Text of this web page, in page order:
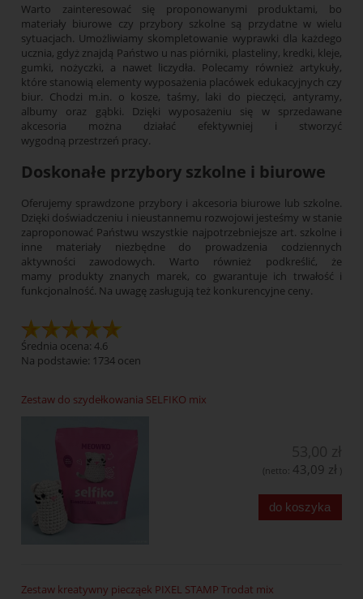
Warto zainteresować się proponowanymi produktami, bo
materiały biurowe czy przybory szkolne są przydatne w wielu
sytuacjach. Umożliwiamy skompletowanie wyprawki dla każdego
ucznia, gdyż znajdą Państwo u nas piórniki, plasteliny, kredki, kleje,
gumki, nożyczki, a nawet liczydła. Polecamy również artykuły,
które stanowią elementy wyposażenia placówek edukacyjnych czy
biur. Chodzi m.in. o kosze, taśmy, laki do pieczęci, antyramy,
albumy oraz gąbki. Dzięki wyposażeniu się w sprzedawane
akcesoria można działać efektywniej i stworzyć
wygodną przestrzeń pracy.
Doskonałe przybory szkolne i biurowe
Oferujemy sprawdzone przybory i akcesoria biurowe lub szkolne.
Dzięki doświadczeniu i nieustannemu rozwojowi jesteśmy w stanie
zaproponować Państwu wszystkie najpotrzebniejsze art. szkolne i
inne materiały niezbędne do prowadzenia codziennych
aktywności zawodowych. Warto również podkreślić, że
mamy produkty znanych marek, co gwarantuje ich trwałość i
funkcjonalność. Na uwagę zasługują też konkurencyjne ceny.
Średnia ocena: 4.6
Na podstawie: 1734 ocen
Zestaw do szydełkowania SELFIKO mix
(netto: 43,09 zł )
do koszyka
Zestaw kreatywny piecząek PIXEL STAMP Trodat mix